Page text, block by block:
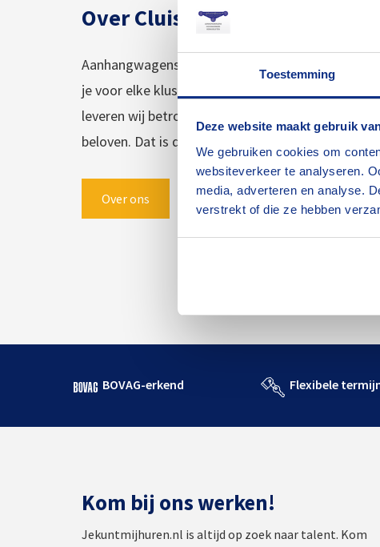
Toestemming
Deze website maakt gebruik
We gebruiken cookies om
websiteverkeer te analyseren.
media, adverteren en analyse.
verstrekt of die ze hebben
Over Cluistra en
Aanhangwagens, hoogwerkers en verhuisliften: bij
je voor elke klus het juiste materiaal huren. Als
leveren wij betrouwbaar materiaal tegen een
beloven. Dat is de kracht van goede service.
Over ons
BOVAG-erkend Flexibele
Kom bij ons werken!
Jekuntmijhuren.nl is altijd op zoek naar talent. Kom